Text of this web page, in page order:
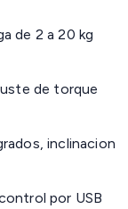
de 2 a 20 kg
de torque
inclinacion
por USB